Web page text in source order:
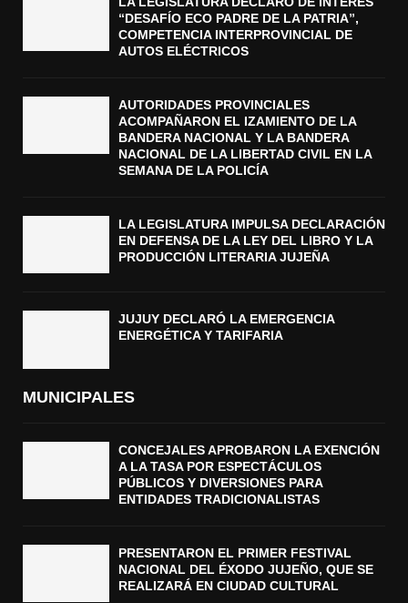
“DESAFÍO ECO PADRE DE LA PATRIA”,
COMPETENCIA INTERPROVINCIAL DE
AUTOS ELÉCTRICOS
AUTORIDADES PROVINCIALES
ACOMPAÑARON EL IZAMIENTO DE LA
BANDERA NACIONAL Y LA BANDERA
NACIONAL DE LA LIBERTAD CIVIL EN LA
SEMANA DE LA POLICÍA
LA LEGISLATURA IMPULSA DECLARACIÓN
EN DEFENSA DE LA LEY DEL LIBRO Y LA
PRODUCCIÓN LITERARIA JUJEÑA
JUJUY DECLARÓ LA EMERGENCIA
ENERGÉTICA Y TARIFARIA
MUNICIPALES
CONCEJALES APROBARON LA EXENCIÓN
A LA TASA POR ESPECTÁCULOS
PÚBLICOS Y DIVERSIONES PARA
ENTIDADES TRADICIONALISTAS
PRESENTARON EL PRIMER FESTIVAL
NACIONAL DEL ÉXODO JUJEÑO, QUE SE
REALIZARÁ EN CIUDAD CULTURAL